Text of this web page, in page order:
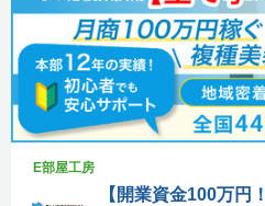
E部屋工房
【開業資金100万円